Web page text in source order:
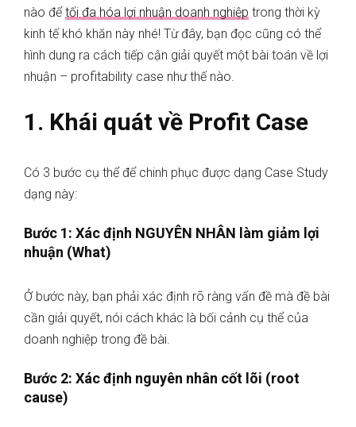
nào đểtối đa hóa lợi nhuận doanh nghiệp trong thời kỳ
kinh tế khó khăn này nhé! Từ đây, bạn đọc cũng có thể
hình dung ra cách tiếp cận giải quyết một bài toán về lợi
nhuận – profitability case như thế nào.
1. Khái quát về Profit Case
Có 3 bước cụ thể để chinh phục được dạng Case Study
dạng này:
Bước 1: Xác định NGUYÊN NHÂN làm giảm lợi
nhuận (What)
Ở bước này, bạn phải xác định rõ ràng vấn đề mà đề bài
cần giải quyết, nói cách khác là bối cảnh cụ thể của
doanh nghiệp trong đề bài.
Bước 2: Xác định nguyên nhân cốt lõi (root
cause)